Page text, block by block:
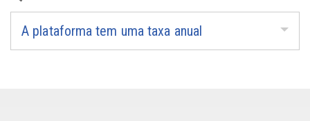
A plataforma tem uma taxa anual